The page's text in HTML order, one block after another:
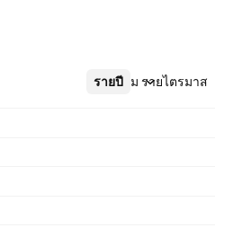
รายปี รายไตรมาส
เพิ่มเติม